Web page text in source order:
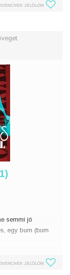
és élvezettel
JELÖLÖM
semmi jó
egy bum (bum
JELÖLÖM